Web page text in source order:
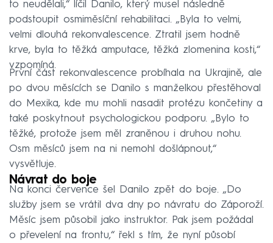
to neudělali,“ líčil Danilo, který musel následně
podstoupit osmiměsíční rehabilitaci. „Byla to velmi,
velmi dlouhá rekonvalescence. Ztratil jsem hodně
krve, byla to těžká amputace, těžká zlomenina kosti,“
vzpomíná.
První část rekonvalescence probíhala na Ukrajině, ale
po dvou měsících se Danilo s manželkou přestěhoval
do Mexika, kde mu mohli nasadit protézu končetiny a
také poskytnout psychologickou podporu. „Bylo to
těžké, protože jsem měl zraněnou i druhou nohu.
Osm měsíců jsem na ni nemohl došlápnout,“
vysvětluje.
Návrat do boje
Na konci července šel Danilo zpět do boje. „Do
služby jsem se vrátil dva dny po návratu do Záporoží.
Měsíc jsem působil jako instruktor. Pak jsem požádal
o převelení na frontu,“ řekl s tím, že nyní působí